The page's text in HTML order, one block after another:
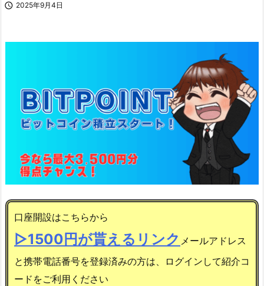
 2025年9月4日
口座開設はこちらから
▷1500円が貰えるリンク メールアドレス
と携帯電話番号を登録済みの方は、ログインして紹介コ
ードをご利用ください